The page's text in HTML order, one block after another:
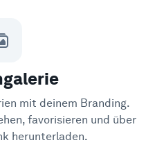
mit deinem Branding.
favorisieren und über
herunterladen.